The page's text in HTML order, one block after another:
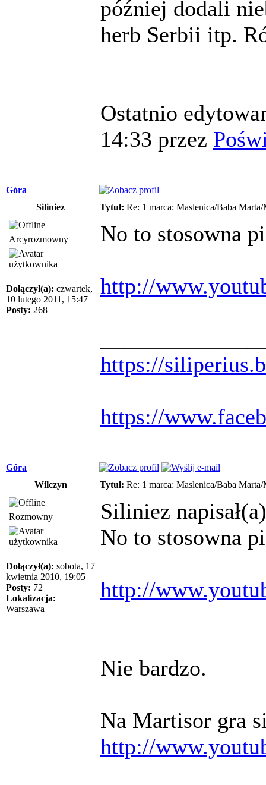
później dodali
herb Serbii itp.
Ostatnio
14:33 przez
Góra
Siliniez
Tytuł: Re: 1 marca: Maslenica/Baba
Arcyrozmowny
Dołączył(a): czwartek,
10 lutego 2011, 15:47
Posty: 268
No to stosowna
http://
https://
https://
Góra
Wilczyn
Tytuł: Re: 1 marca: Maslenica/Baba
Rozmowny
Dołączył(a): sobota, 17
kwietnia 2010, 19:05
Posty: 72
Lokalizacja:
Warszawa
Siliniez
No to stosowna
http://
Nie bardzo.
Na Martisor gra
http://